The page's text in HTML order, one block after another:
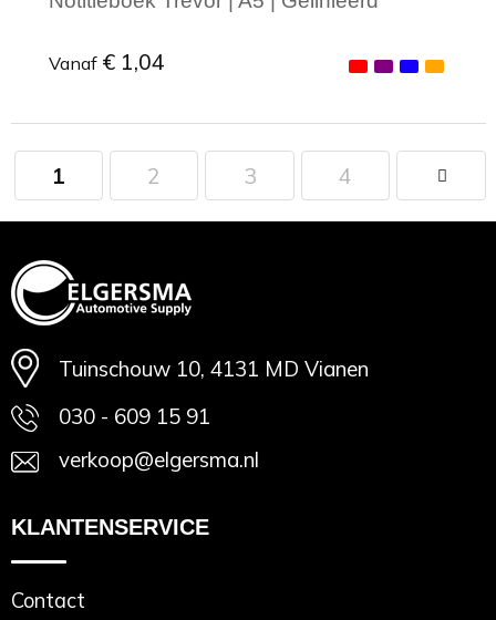
Vanaf € 1,04
Minimale afname: 1
1 2 3 4
Tuinschouw 10, 4131 MD Vianen
030 - 609 15 91
verkoop@elgersma.nl
KLANTENSERVICE
Contact